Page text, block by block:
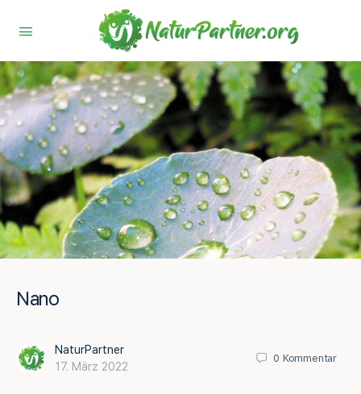
Nano
NaturPartner
17. März 2022
0 Kommentar